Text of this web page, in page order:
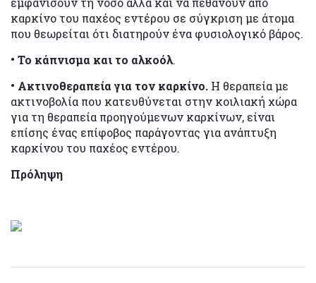
καρκίνο του παχέος εντέρου σε σύγκριση με άτομα
που θεωρείται ότι διατηρούν ένα φυσιολογικό βάρος.
• Το κάπνισμα και το αλκοόλ.
• Ακτινοθεραπεία για τον καρκίνο. Η θεραπεία με
ακτινοβολία που κατευθύνεται στην κοιλιακή χώρα
για τη θεραπεία προηγούμενων καρκίνων, είναι
επίσης ένας επίφοβος παράγοντας για ανάπτυξη
καρκίνου του παχέος εντέρου.
Πρόληψη